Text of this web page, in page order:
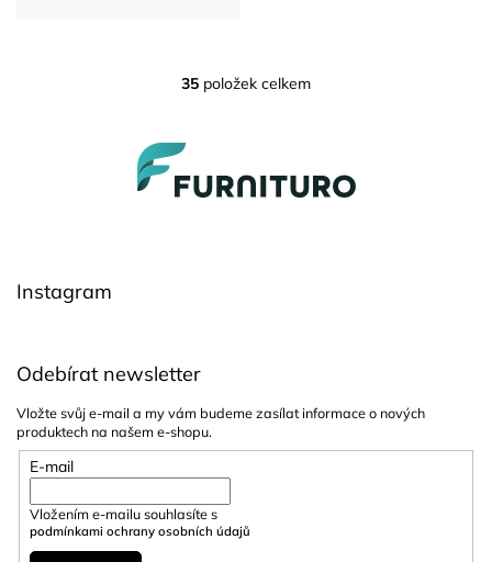
O
d
a
p
i
s
35 položek celkem
Instagram
Odebírat newsletter
Vložte svůj e-mail a my vám budeme zasílat informace o nových
produktech na našem e-shopu.
E-mail
Vložením e-mailu souhlasíte s
podmínkami ochrany osobních údajů